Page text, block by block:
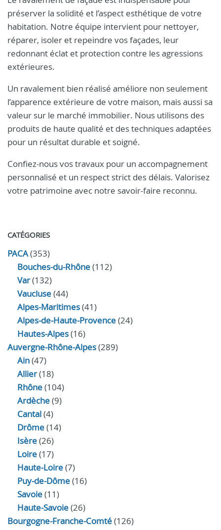
préserver la solidité et l’aspect esthétique de votre
habitation. Notre équipe intervient pour nettoyer,
réparer, isoler et repeindre vos façades, leur
redonnant éclat et protection contre les agressions
extérieures.
Un ravalement bien réalisé améliore non seulement
l’apparence extérieure de votre maison, mais aussi sa
valeur sur le marché immobilier. Nous utilisons des
produits de haute qualité et des techniques adaptées
pour un résultat durable et soigné.
Confiez-nous vos travaux pour un accompagnement
personnalisé et un respect strict des délais. Valorisez
votre patrimoine avec notre savoir-faire reconnu.
CATÉGORIES
PACA(353)
Bouches-du-Rhône(112)
Var(132)
Vaucluse(44)
Alpes-Maritimes(41)
Alpes-de-Haute-Provence(24)
Hautes-Alpes(16)
Auvergne-Rhône-Alpes(289)
Ain(47)
Allier(18)
Rhône(104)
Ardèche(9)
Cantal(4)
Drôme(14)
Isère(26)
Loire(17)
Haute-Loire(7)
Puy-de-Dôme(16)
Savoie(11)
Haute-Savoie(26)
Bourgogne-Franche-Comté(126)